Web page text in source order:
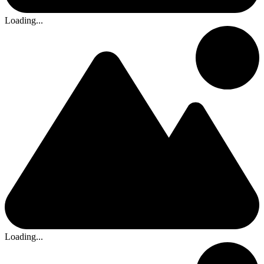
Loading...
Loading...